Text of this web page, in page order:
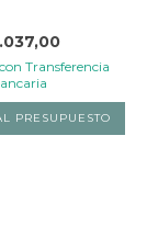
con Transferencia